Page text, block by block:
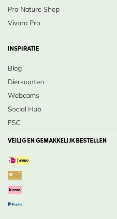
Pro Nature Shop
Vivara Pro
INSPIRATIE
Blog
Diersoorten
Webcams
Social Hub
FSC
VEILIG EN GEMAKKELIJK BESTELLEN